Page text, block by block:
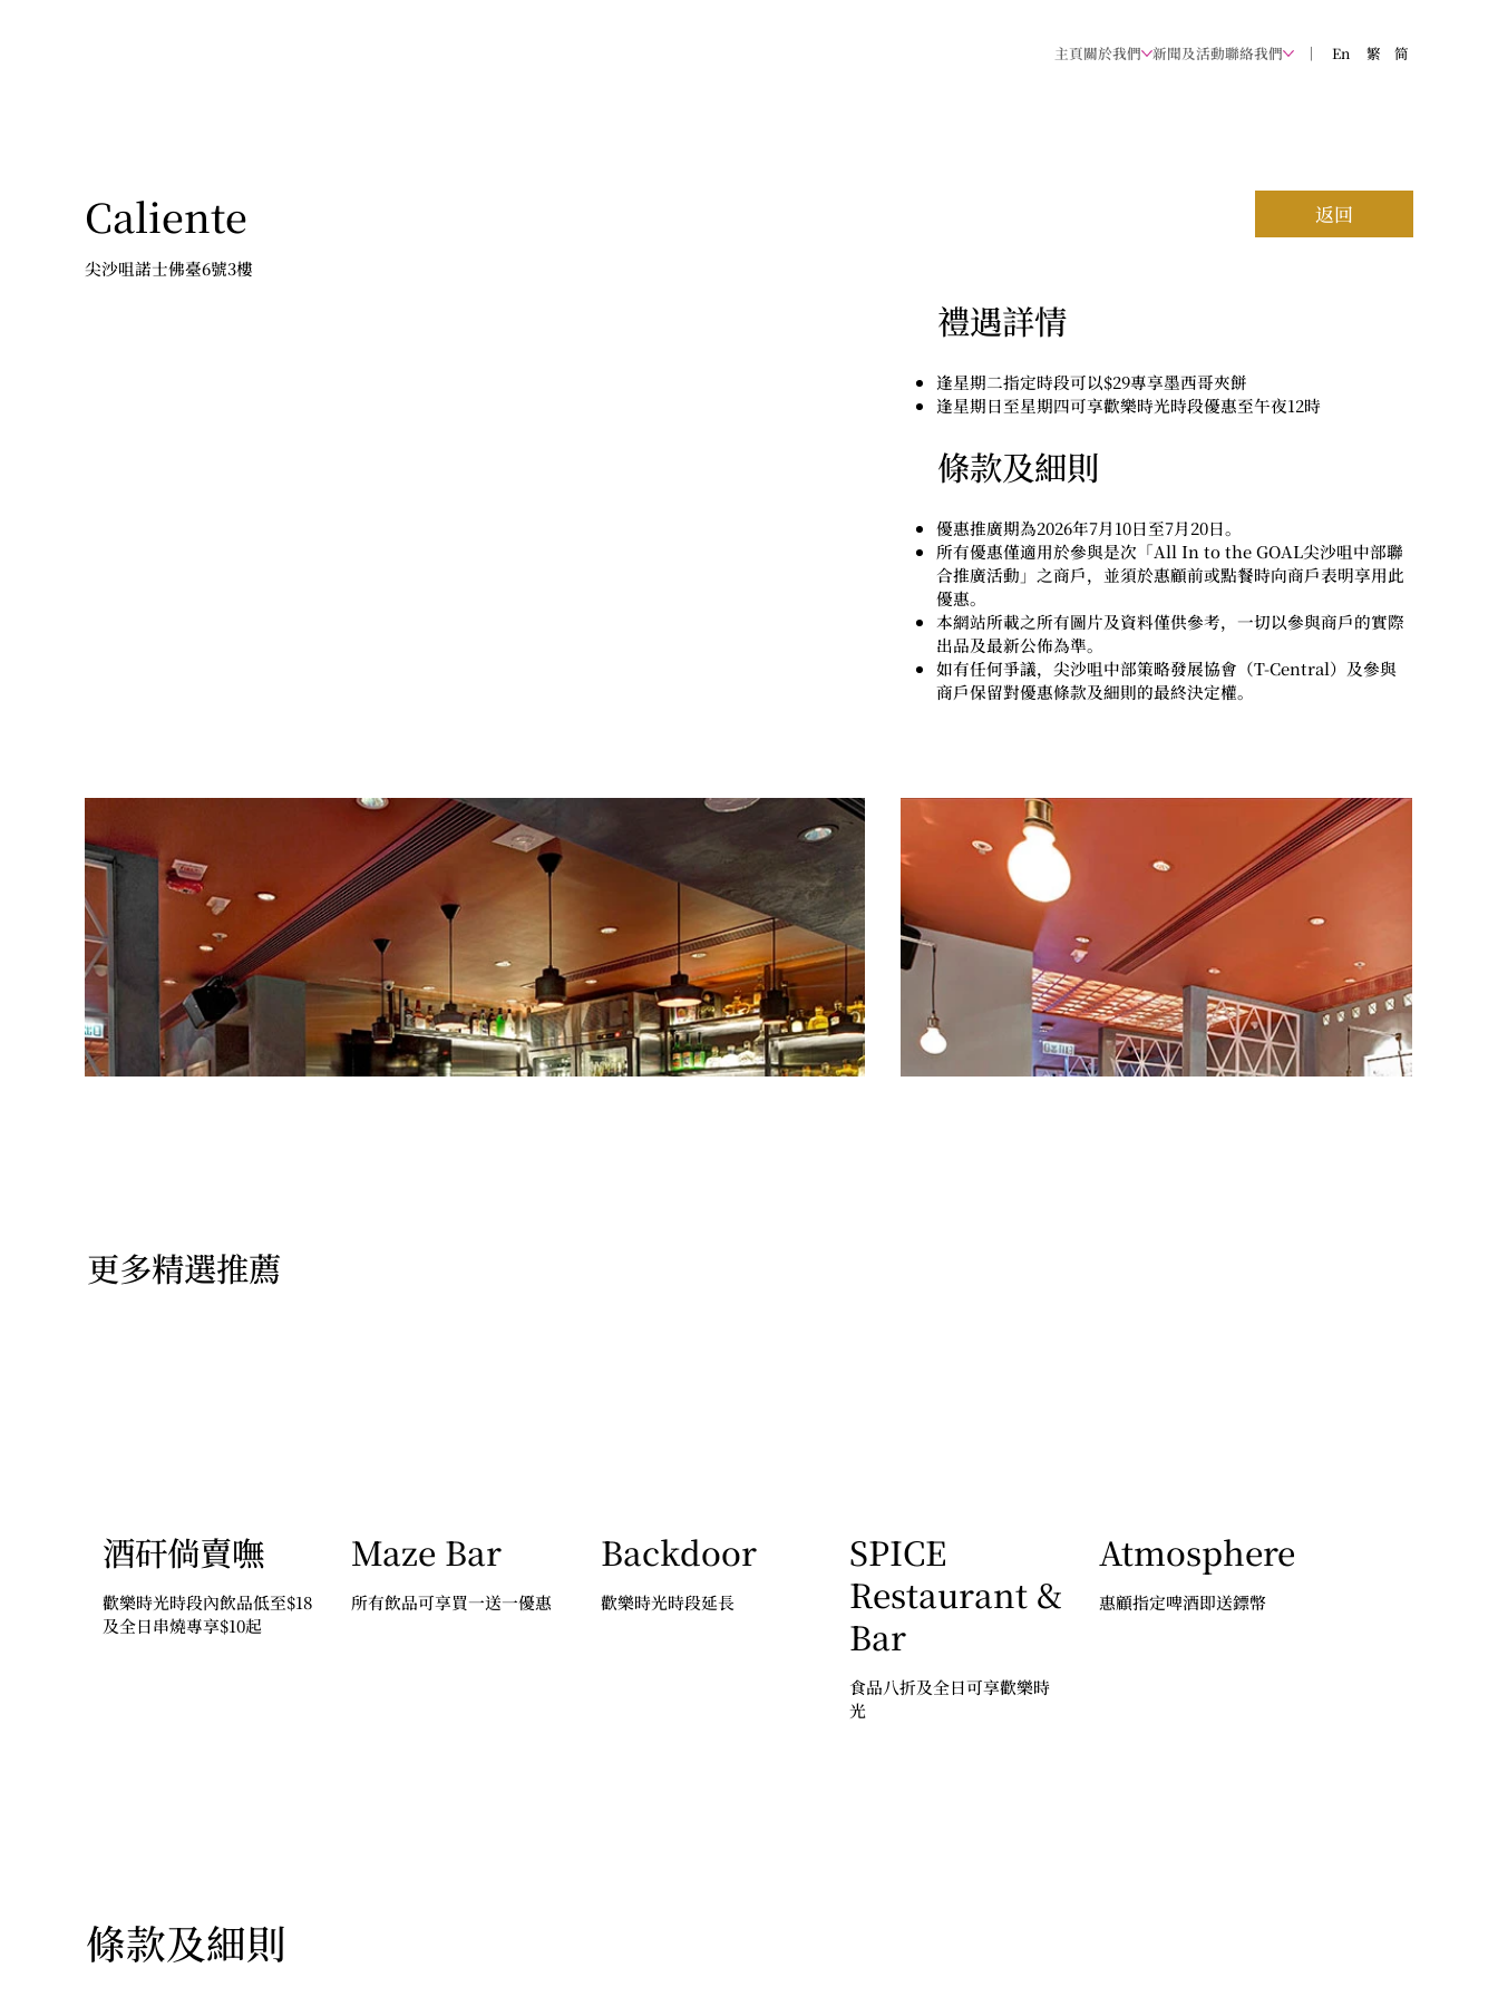
主頁關於我們 新聞及活動聯絡我們 ｜ En ​繁 简
Caliente
尖沙咀諾士佛臺6號3樓
​禮遇詳情
逢星期二指定時段可以$29專享墨西哥夾餅
逢星期日至星期四可享歡樂時光時段優惠至午夜12時
條款及細則
優惠推廣期為2026年7月10日至7月20日。
所有優惠僅適用於參與是次「All In to the GOAL尖沙咀中部聯
合推廣活動」之商戶，並須於惠顧前或點餐時向商戶表明享用此
優惠。
本網站所載之所有圖片及資料僅供參考，一切以參與商戶的實際
出品及最新公佈為準。
如有任何爭議，尖沙咀中部策略發展協會（T-Central）及參與
商戶保留對優惠條款及細則的最終決定權。
返回
更多精選推薦
酒矸倘賣嘸
歡樂時光時段內飲品低至$18
及全日串燒專享$10起
Maze Bar
所有飲品可享買一送一優惠
Backdoor
歡樂時光時段延長
SPICE
Restaurant &
Bar
食品八折及全日可享歡樂時
光
Atmosphere
惠顧指定啤酒即送鏢幣
條款及細則